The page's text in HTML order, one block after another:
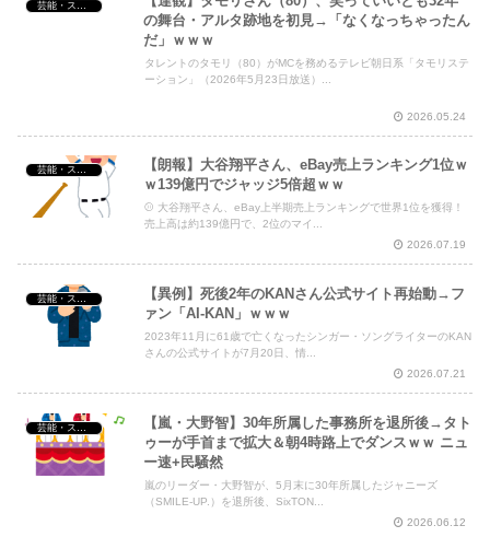
芸能・スポーツ・Youtuber
の舞台・アルタ跡地を初見→「なくなっちゃったん
だ」ｗｗｗ
タレントのタモリ（80）がMCを務めるテレビ朝日系「タモリステ
ーション」（2026年5月23日放送）...
2026.05.24
芸能・スポーツ・Youtuber
【朗報】大谷翔平さん、eBay売上ランキング1位ｗ
ｗ139億円でジャッジ5倍超ｗｗ
⚾️ 大谷翔平さん、eBay上半期売上ランキングで世界1位を獲得！
売上高は約139億円で、2位のマイ...
2026.07.19
芸能・スポーツ・Youtuber
【異例】死後2年のKANさん公式サイト再始動→フ
ァン「AI-KAN」ｗｗｗ
2023年11月に61歳で亡くなったシンガー・ソングライターのKAN
さんの公式サイトが7月20日、情...
2026.07.21
芸能・スポーツ・Youtuber
【嵐・大野智】30年所属した事務所を退所後→タト
ゥーが手首まで拡大＆朝4時路上でダンスｗｗ ニュ
ー速+民騒然
嵐のリーダー・大野智が、5月末に30年所属したジャニーズ
（SMILE-UP.）を退所後、SixTON...
2026.06.12